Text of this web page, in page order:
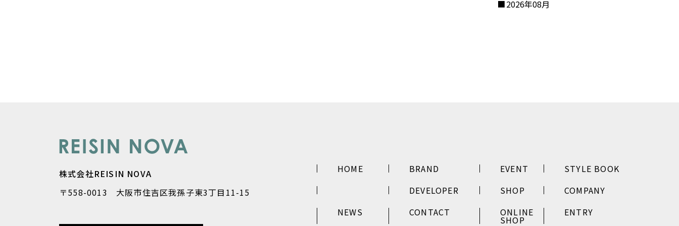
2026年08月
株式会社REISIN NOVA
〒558-0013 大阪市住吉区我孫子東3丁目11-15
HOME BRAND EVENT
STYLE BOOK
DEVELOPER
SHOP
COMPANY
NEWS
CONTACT ONLINE
SHOP
ENTRY